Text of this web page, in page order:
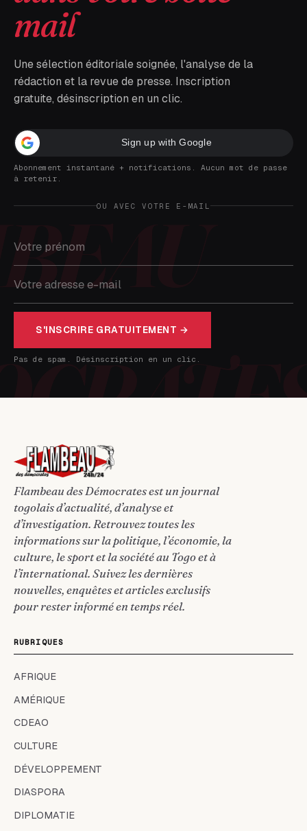
mail
Une sélection éditoriale soignée, l'analyse de la
rédaction et la revue de presse. Inscription
gratuite, désinscription en un clic.
Sign up with Google
Abonnement instantané + notifications. Aucun mot de passe
à retenir.
OU AVEC VOTRE E-MAIL
S'INSCRIRE GRATUITEMENT →
Pas de spam. Désinscription en un clic.
Flambeau des Démocrates est un journal
togolais d’actualité, d’analyse et
d’investigation. Retrouvez toutes les
informations sur la politique, l’économie, la
culture, le sport et la société au Togo et à
l’international. Suivez les dernières
nouvelles, enquêtes et articles exclusifs
pour rester informé en temps réel.
RUBRIQUES
AFRIQUE
AMÉRIQUE
CDEAO
CULTURE
DÉVELOPPEMENT
DIASPORA
DIPLOMATIE